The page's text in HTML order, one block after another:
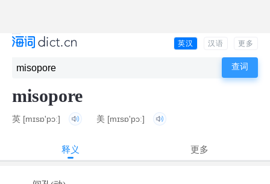
英汉 汉语 更多
misopore
英 [mɪsɒ'pɔː] 美 [mɪsɒ'pɔː]
释义 更多